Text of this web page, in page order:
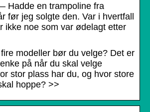
Hadde en trampoline fra
før jeg solgte den. Var i hvertfall
ikke noe som var ødelagt etter
modeller bør du velge? Det er
på når du skal velge
stor plass har du, og hvor store
hoppe? >>